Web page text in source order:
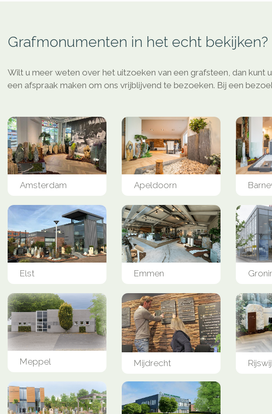
Grafmonumenten in het echt bekijken?
Wilt u meer weten over het uitzoeken van een grafsteen, dan kunt
een afspraak maken om ons vrijblijvend te bezoeken. Bij een
Amsterdam Apeldoorn
Elst Emmen
Meppel Mijdrecht